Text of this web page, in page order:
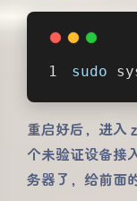
sudo
重启好后，进入
个未验证设备接
务器了，给前面